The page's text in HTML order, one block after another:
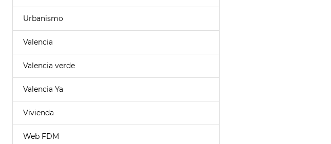
Urbanismo
Valencia
Valencia verde
Valencia Ya
Vivienda
Web FDM